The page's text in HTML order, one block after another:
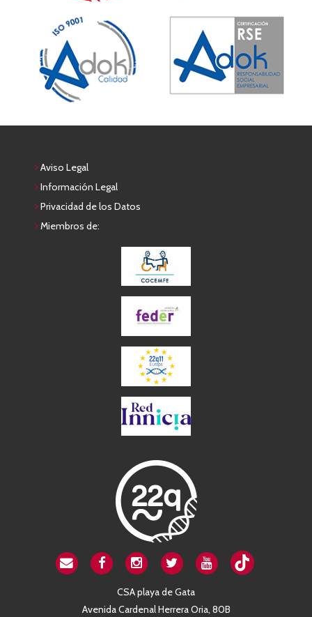
Aviso Legal
Información Legal
Privacidad de los Datos
Miembros de:
CSA playa de Gata
Avenida Cardenal Herrera Oria, 80B